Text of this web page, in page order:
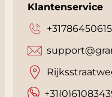
Klantenservice
+31786450615